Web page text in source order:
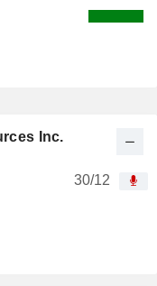
Inc.
30/12